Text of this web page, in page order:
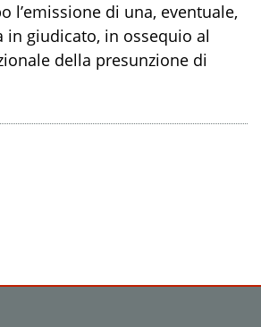
l’emissione di una, eventuale,
in giudicato, in ossequio al
della presunzione di